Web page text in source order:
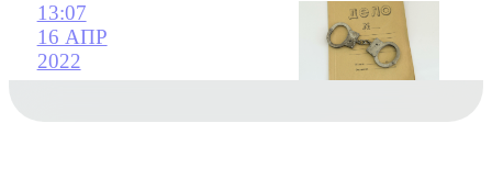
13:07
16 АПР
2022